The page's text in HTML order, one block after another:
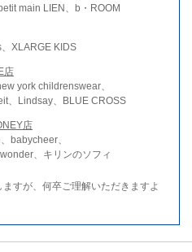
main LIEN、b・ROOM
XLARGE KIDS
店
york childrenswear、
、Lindsay、BLUE CROSS
店
babycheer、
、キリンのソフィ
すが、何卒ご理解いただきますよ